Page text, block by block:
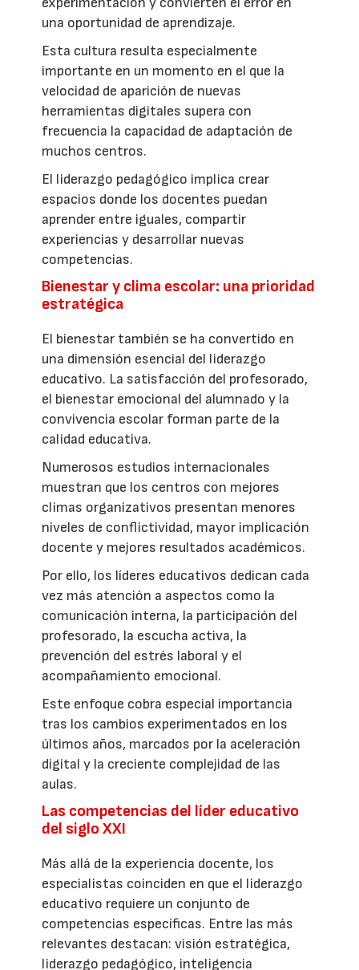
una oportunidad de aprendizaje.
Esta cultura resulta especialmente
importante en un momento en el que la
velocidad de aparición de nuevas
herramientas digitales supera con
frecuencia la capacidad de adaptación de
muchos centros.
El liderazgo pedagógico implica crear
espacios donde los docentes puedan
aprender entre iguales, compartir
experiencias y desarrollar nuevas
competencias.
Bienestar y clima escolar: una prioridad
estratégica
El bienestar también se ha convertido en
una dimensión esencial del liderazgo
educativo. La satisfacción del profesorado,
el bienestar emocional del alumnado y la
convivencia escolar forman parte de la
calidad educativa.
Numerosos estudios internacionales
muestran que los centros con mejores
climas organizativos presentan menores
niveles de conflictividad, mayor implicación
docente y mejores resultados académicos.
Por ello, los líderes educativos dedican cada
vez más atención a aspectos como la
comunicación interna, la participación del
profesorado, la escucha activa, la
prevención del estrés laboral y el
acompañamiento emocional.
Este enfoque cobra especial importancia
tras los cambios experimentados en los
últimos años, marcados por la aceleración
digital y la creciente complejidad de las
aulas.
Las competencias del líder educativo
del siglo XXI
Más allá de la experiencia docente, los
especialistas coinciden en que el liderazgo
educativo requiere un conjunto de
competencias específicas. Entre las más
relevantes destacan: visión estratégica,
liderazgo pedagógico, inteligencia